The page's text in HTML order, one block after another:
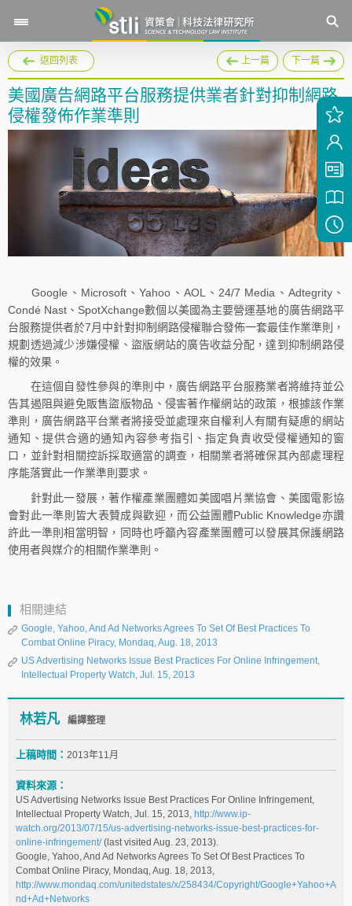
返回列表 上一篇 下一篇
美國廣告網路平台服務提供業者針對抑制網路
侵權發佈作業準則
Google、Microsoft、Yahoo、AOL、24/7 Media、Adtegrity、
Condé Nast、SpotXchange數個以美國為主要營運基地的廣告網路平
台服務提供者於7月中針對抑制網路侵權聯合發佈一套最佳作業準則，
規劃透過減少涉嫌侵權、盜版網站的廣告收益分配，達到抑制網路侵
權的效果。
在這個自發性參與的準則中，廣告網路平台服務業者將維持並公
告其遏阻與避免販售盜版物品、侵害著作權網站的政策，根據該作業
準則，廣告網路平台業者將接受並處理來自權利人有關有疑慮的網站
通知、提供合適的通知內容參考指引、指定負責收受侵權通知的窗
口，並針對相關控訴採取適當的調查，相關業者將確保其內部處理程
序能落實此一作業準則要求。
針對此一發展，著作權產業團體如美國唱片業協會、美國電影協
會對此一準則皆大表贊成與歡迎，而公益團體Public Knowledge亦讚
許此一準則相當明智，同時也呼籲內容產業團體可以發展其保護網路
使用者與媒介的相關作業準則。
相關連結
Google, Yahoo, And Ad Networks Agrees To Set Of Best Practices To
Combat Online Piracy, Mondaq, Aug. 18, 2013
US Advertising Networks Issue Best Practices For Online Infringement,
Intellectual Property Watch, Jul. 15, 2013
林若凡 編譯整理
上稿時間： 2013年11月
資料來源：
US Advertising Networks Issue Best Practices For Online Infringement,
Intellectual Property Watch, Jul. 15, 2013, http://www.ip-
watch.org/2013/07/15/us-advertising-networks-issue-best-practices-for-
online-infringement/(last visited Aug. 23, 2013).
Google, Yahoo, And Ad Networks Agrees To Set Of Best Practices To
Combat Online Piracy, Mondaq, Aug. 18, 2013,
http://www.mondaq.com/unitedstates/x/258434/Copyright/Google+Yahoo+A
nd+Ad+Networks